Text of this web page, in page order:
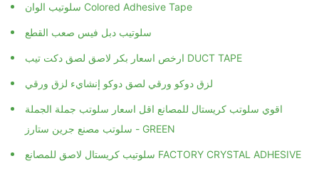
سلوتيب الوان Colored Adhesive Tape
سلوتيب دبل فيس صعب القطع
ارخص اسعار بكر لاصق لصق دكت تيب DUCT TAPE
لزق دوكو ورقي لصق دوكو إنشايء لزق ورقي
اقوي سلوتب كريستال للمصانع اقل اسعار سلوتب جملة الجملة
سلوتب مصنع جرين ستارز - GREEN
سلوتيب كريستال لاصق للمصانع FACTORY CRYSTAL ADHESIVE